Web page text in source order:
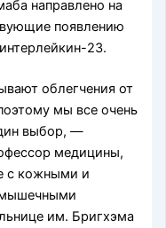
направлено на
появлению
23.
облегчения от
мы все очень
выбор, —
медицины,
с кожными и
им. Бригхэма